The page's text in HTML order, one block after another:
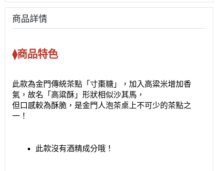
商品詳情
⧫商品特色
此款為金門傳統茶點「寸棗糖」，加入高粱米增加香
氣，故名「高粱酥」形狀相似沙其馬，
但口感較為酥脆，是金門人泡茶桌上不可少的茶點之
一！
此款沒有酒精成分哦！